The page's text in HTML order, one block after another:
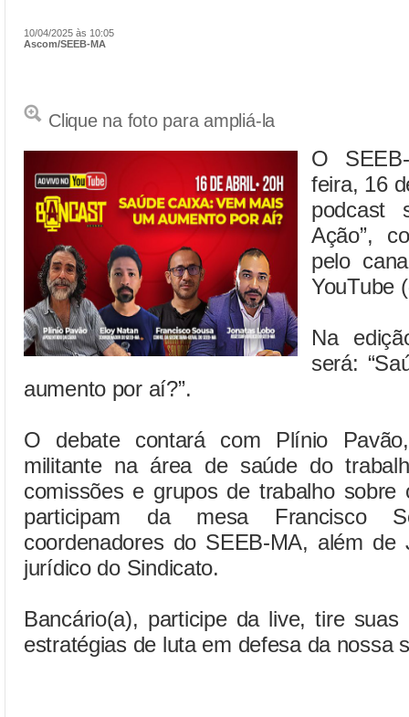
10/04/2025 às 10:05
Ascom/SEEB-MA
Clique na foto para ampliá-la
O
feira, 16
podcast
Ação”,
pelo
YouTube
Na
será:
aumento por aí?”.
O debate contará com Plínio
militante na área de saúde do
comissões e grupos de trabalho sobre
participam da mesa Francisco
coordenadores do SEEB-MA, além de
jurídico do Sindicato.
Bancário(a), participe da live, tire
estratégias de luta em defesa da nossa